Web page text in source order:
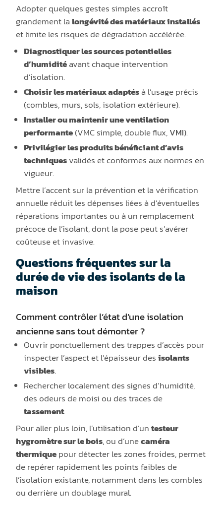
Adopter quelques gestes simples accroît
grandement lalongévité des matériaux installés
et limite les risques de dégradation accélérée.
Diagnostiquer les sources potentielles
d’humiditéavant chaque intervention
d’isolation.
Choisir les matériaux adaptésà l’usage précis
(combles, murs, sols, isolation extérieure).
Installer ou maintenir une ventilation
performante(VMC simple, double flux,VMI).
Privilégier les produits bénéficiant d’avis
techniquesvalidés et conformes aux normes en
vigueur.
Mettre l’accent sur la prévention et la vérification
annuelle réduit les dépenses liées à d’éventuelles
réparations importantes ou à un remplacement
précoce de l’isolant, dont la pose peut s’avérer
coûteuse et invasive.
Questions fréquentes sur la
durée de vie des isolants de la
maison
Comment contrôler l’état d’une isolation
ancienne sans tout démonter ?
Ouvrir ponctuellement des trappes d’accès pour
inspecter l’aspect et l’épaisseur desisolants
visibles.
Rechercher localement des signes d’humidité,
des odeurs de moisi ou des traces de
tassement.
Pour aller plus loin, l’utilisation d’untesteur
hygromètre sur le bois, ou d’unecaméra
thermiquepour détecter les zones froides, permet
de repérer rapidement les points faibles de
l’isolation existante, notamment dans les combles
ou derrière un doublage mural.